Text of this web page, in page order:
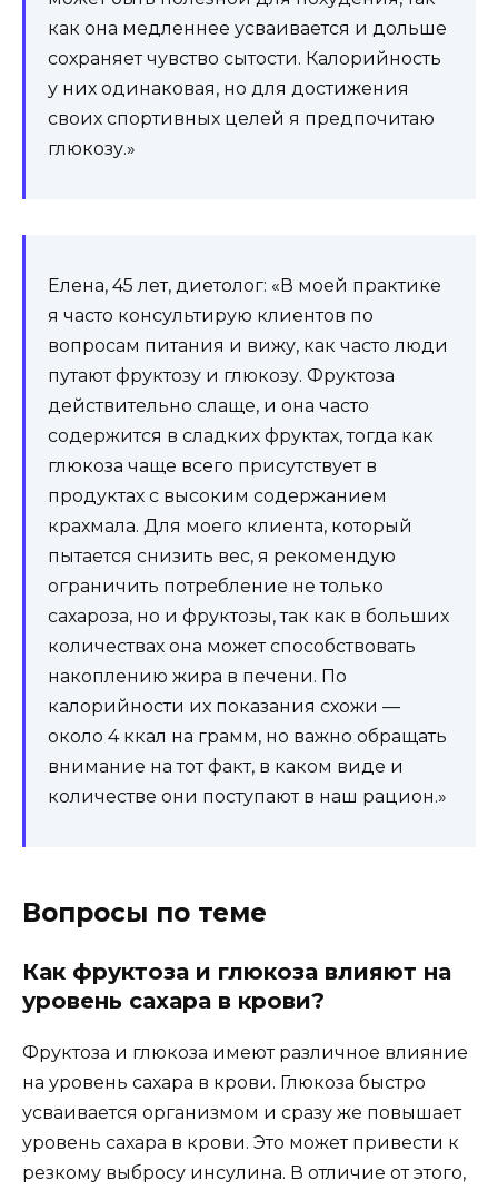
как она медленнее усваивается и дольше
сохраняет чувство сытости. Калорийность
у них одинаковая, но для достижения
своих спортивных целей я предпочитаю
глюкозу.»
Елена, 45 лет, диетолог: «В моей практике
я часто консультирую клиентов по
вопросам питания и вижу, как часто люди
путают фруктозу и глюкозу. Фруктоза
действительно слаще, и она часто
содержится в сладких фруктах, тогда как
глюкоза чаще всего присутствует в
продуктах с высоким содержанием
крахмала. Для моего клиента, который
пытается снизить вес, я рекомендую
ограничить потребление не только
сахароза, но и фруктозы, так как в больших
количествах она может способствовать
накоплению жира в печени. По
калорийности их показания схожи —
около 4 ккал на грамм, но важно обращать
внимание на тот факт, в каком виде и
количестве они поступают в наш рацион.»
Вопросы по теме
Как фруктоза и глюкоза влияют на
уровень сахара в крови?
Фруктоза и глюкоза имеют различное влияние
на уровень сахара в крови. Глюкоза быстро
усваивается организмом и сразу же повышает
уровень сахара в крови. Это может привести к
резкому выбросу инсулина. В отличие от этого,